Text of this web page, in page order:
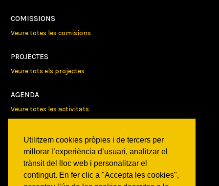
Utilitzem cookies pròpies i de tercers per
millorar l’experiència d’usuari, analitzar el
trànsit del lloc web i personalitzar el
contingut. En fer clic a "Accepta les cookies",
COMISSIONS
Veure totes les comisions
PROJECTES
Veure tots els projectes
AGENDA
Veure totes les activitats
Activitats
Comunicats
Victories